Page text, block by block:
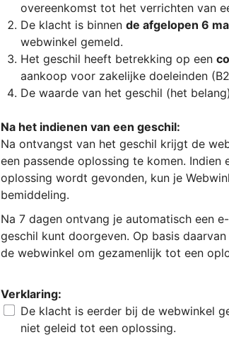
overeenkomst tot het verrichten van
De klacht is binnen de afgelopen 6
webwinkel gemeld.
Het geschil heeft betrekking op een
aankoop voor zakelijke doeleinden
De waarde van het geschil (het
Na het indienen van een geschil:
Na ontvangst van het geschil krijgt de
een passende oplossing te komen. Indien
oplossing wordt gevonden, kun je
bemiddeling.
Na 7 dagen ontvang je automatisch een
geschil kunt doorgeven. Op basis
de webwinkel om gezamenlijk tot een
Verklaring:
De klacht is eerder bij de webwinkel
niet geleid tot een oplossing.